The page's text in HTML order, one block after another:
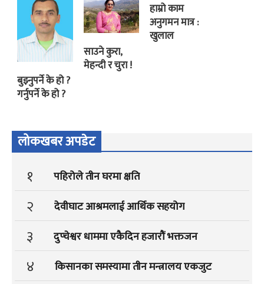
बुझ्नुपर्ने के हो ?
गर्नुपर्ने के हो ?
साउने कुरा,
मेहन्दी र चुरा !
हाम्रो काम
अनुगमन मात्र :
खुलाल
लोकखबर अपडेट
१ पहिरोले तीन घरमा क्षति
२ देवीघाट आश्रमलाई आर्थिक सहयोग
३ दुप्चेश्वर धाममा एकैदिन हजारौं भक्तजन
४ किसानका समस्यामा तीन मन्त्रालय एकजुट